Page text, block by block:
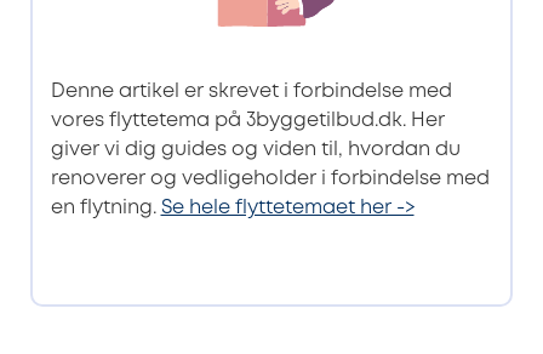
Denne artikel er skrevet i forbindelse med
vores flyttetema på 3byggetilbud.dk. Her
giver vi dig guides og viden til, hvordan du
renoverer og vedligeholder i forbindelse med
en flytning. Se hele flyttetemaet her ->